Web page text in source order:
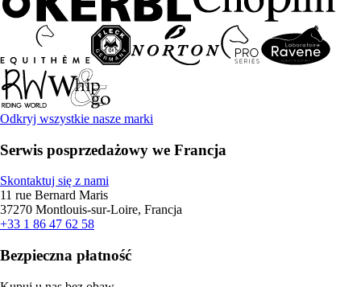
Odkryj wszystkie nasze marki
Serwis posprzedażowy we Francja
Skontaktuj się z nami
11 rue Bernard Maris
37270 Montlouis-sur-Loire, Francja
+33 1 86 47 62 58
Bezpieczna płatność